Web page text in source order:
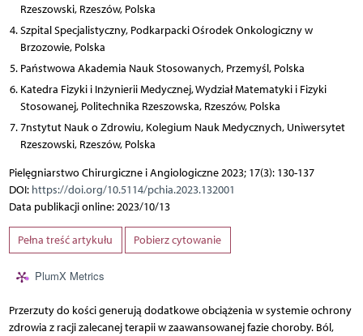
Rzeszowski, Rzeszów, Polska
Szpital Specjalistyczny, Podkarpacki Ośrodek Onkologiczny w
Brzozowie, Polska
Państwowa Akademia Nauk Stosowanych, Przemyśl, Polska
Katedra Fizyki i Inżynierii Medycznej, Wydział Matematyki i Fizyki
Stosowanej, Politechnika Rzeszowska, Rzeszów, Polska
7nstytut Nauk o Zdrowiu, Kolegium Nauk Medycznych, Uniwersytet
Rzeszowski, Rzeszów, Polska
Pielęgniarstwo Chirurgiczne i Angiologiczne 2023; 17(3): 130-137
DOI: https://doi.org/10.5114/pchia.2023.132001
Data publikacji online: 2023/10/13
Pełna treść artykułu Pobierz cytowanie
PlumX Metrics
Przerzuty do kości generują dodatkowe obciążenia w systemie ochrony
zdrowia z racji zalecanej terapii w zaawansowanej fazie choroby. Ból,